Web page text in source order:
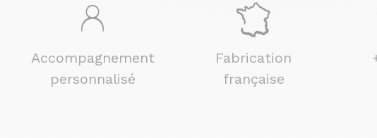
Accompagnement
personnalisé
Fabrication
française